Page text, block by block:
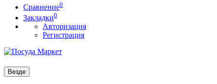
Сравнение0
Закладки0
Авторизация
Регистрация
Везде